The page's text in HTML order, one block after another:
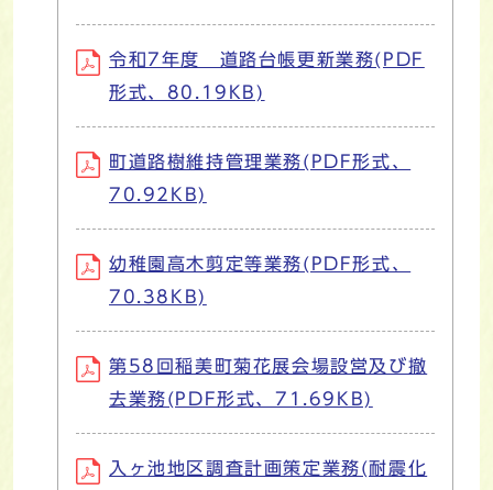
令和7年度 道路台帳更新業務(PDF
形式、80.19KB)
町道路樹維持管理業務(PDF形式、
70.92KB)
幼稚園高木剪定等業務(PDF形式、
70.38KB)
第58回稲美町菊花展会場設営及び撤
去業務(PDF形式、71.69KB)
入ヶ池地区調査計画策定業務(耐震化